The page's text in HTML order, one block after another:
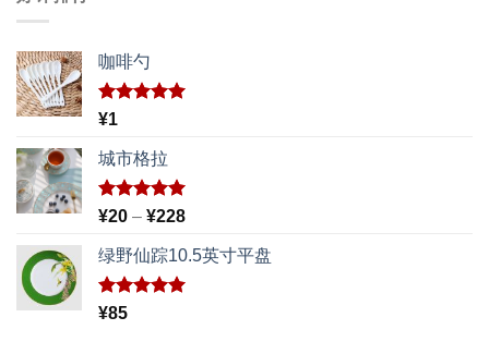
咖啡勺
评分
¥1
城市格拉
评分 5.00
¥20 – ¥228价
范
围：
绿野仙踪10.5英寸平盘
评分
¥85